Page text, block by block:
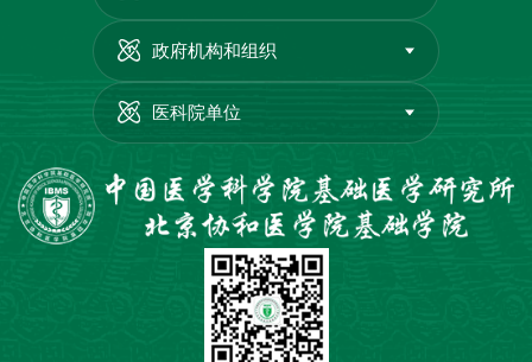
政府机构和组织
医科院单位